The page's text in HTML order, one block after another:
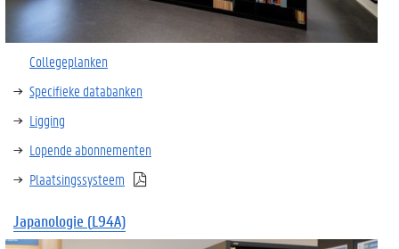
Collegeplanken
Specifieke databanken
Ligging
Lopende abonnementen
Plaatsingssysteem
Japanologie (L94A)